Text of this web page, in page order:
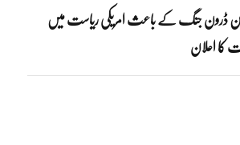
ڈرون جنگ کے باعث امریکی ریاست میں
کا اعلان